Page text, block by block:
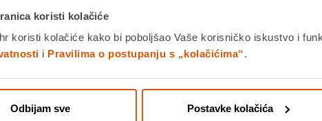
koristi kolačiće
koristi kolačiće kako bi poboljšao Vaše korisničko iskustvo i
i Pravilima o postupanju s „kolačićima“.
Odbijam sve Postavke kolačića